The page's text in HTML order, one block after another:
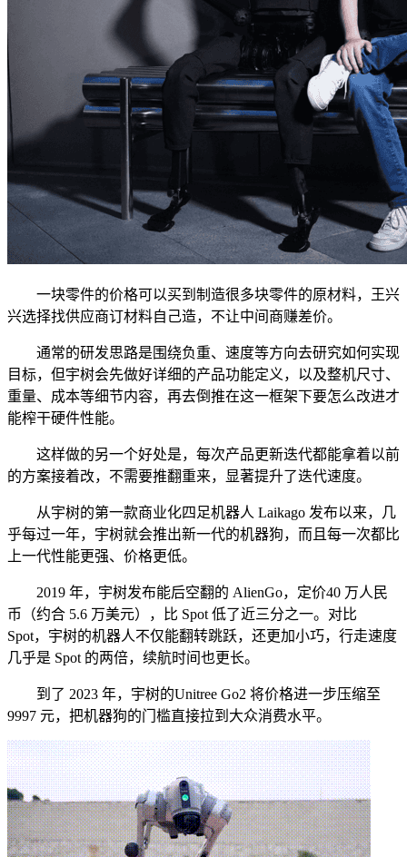
一块零件的价格可以买到制造很多块零件的原材料，王兴
兴选择找供应商订材料自己造，不让中间商赚差价。
通常的研发思路是围绕负重、速度等方向去研究如何实现
目标，但宇树会先做好详细的产品功能定义，以及整机尺寸、
重量、成本等细节内容，再去倒推在这一框架下要怎么改进才
能榨干硬件性能。
这样做的另一个好处是，每次产品更新迭代都能拿着以前
的方案接着改，不需要推翻重来，显著提升了迭代速度。
从宇树的第一款商业化四足机器人 Laikago 发布以来，几
乎每过一年，宇树就会推出新一代的机器狗，而且每一次都比
上一代性能更强、价格更低。
2019 年，宇树发布能后空翻的 AlienGo，定价40 万人民
币（约合 5.6 万美元），比 Spot 低了近三分之一。对比
Spot，宇树的机器人不仅能翻转跳跃，还更加小巧，行走速度
几乎是 Spot 的两倍，续航时间也更长。
到了 2023 年，宇树的Unitree Go2 将价格进一步压缩至
9997 元，把机器狗的门槛直接拉到大众消费水平。